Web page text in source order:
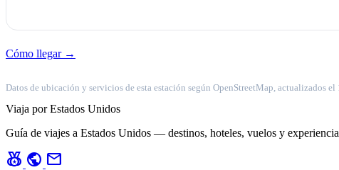
Cómo llegar →
Datos de ubicación y servicios de esta estación según OpenStreetMap, actualizados
Viaja por Estados Unidos
Guía de viajes a Estados Unidos — destinos, hoteles, vuelos y
social_leaderboard public mail